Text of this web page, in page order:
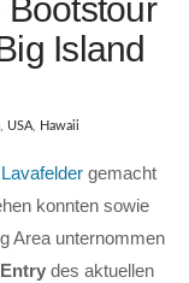
Bootstour
Island
, USA, Hawaii
gemacht
konnten sowie
Area unternommen
des aktuellen